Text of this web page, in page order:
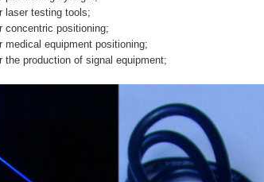
laser testing tools;
concentric positioning;
medical equipment positioning;
the production of signal equipment;